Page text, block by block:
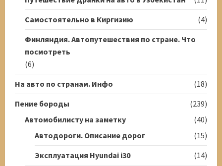
Самостоятельно в Киргизию
(4)
Финляндия. Автопутешествия по стране. Что
посмотреть
(6)
На авто по странам. Инфо
(18)
Пение бороды
(239)
Автомобилисту на заметку
(40)
Автодороги. Описание дорог
(15)
Эксплуатация Hyundai i30
(14)